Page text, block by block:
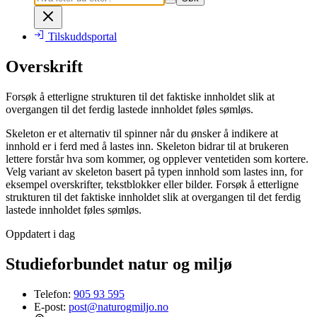
Tilskuddsportal
Overskrift
Forsøk å etterligne strukturen til det faktiske innholdet slik at
overgangen til det ferdig lastede innholdet føles sømløs.
Skeleton er et alternativ til spinner når du ønsker å indikere at
innhold er i ferd med å lastes inn. Skeleton bidrar til at brukeren
lettere forstår hva som kommer, og opplever ventetiden som kortere.
Velg variant av skeleton basert på typen innhold som lastes inn, for
eksempel overskrifter, tekstblokker eller bilder. Forsøk å etterligne
strukturen til det faktiske innholdet slik at overgangen til det ferdig
lastede innholdet føles sømløs.
Oppdatert i dag
Studieforbundet natur og miljø
Telefon: 905 93 595
E-post: post@naturogmiljo.no